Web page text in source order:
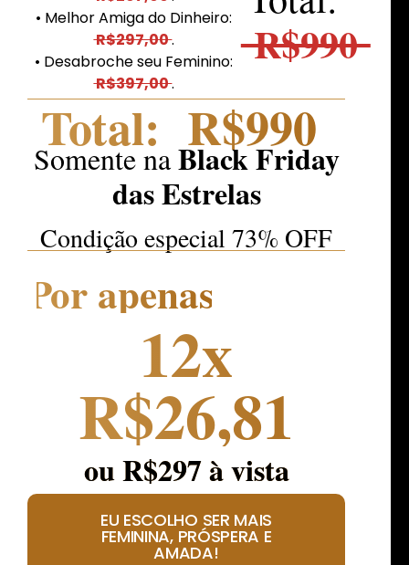
• Melhor Amiga do Dinheiro:
R$297,00.
• Desabroche seu Feminino:
R$397,00.
R$990
Total: R$990
Somente naBlack Friday
das Estrelas
Condição especial 73% OFF
Por apenas
12x
R$26,81
ou R$297 à vista
EU ESCOLHO SER MAIS
FEMININA, PRÓSPERA E
AMADA!